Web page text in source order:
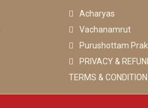
Acharyas
Vachanamrut
Purushottam
PRIVACY &
TERMS & CONDITION